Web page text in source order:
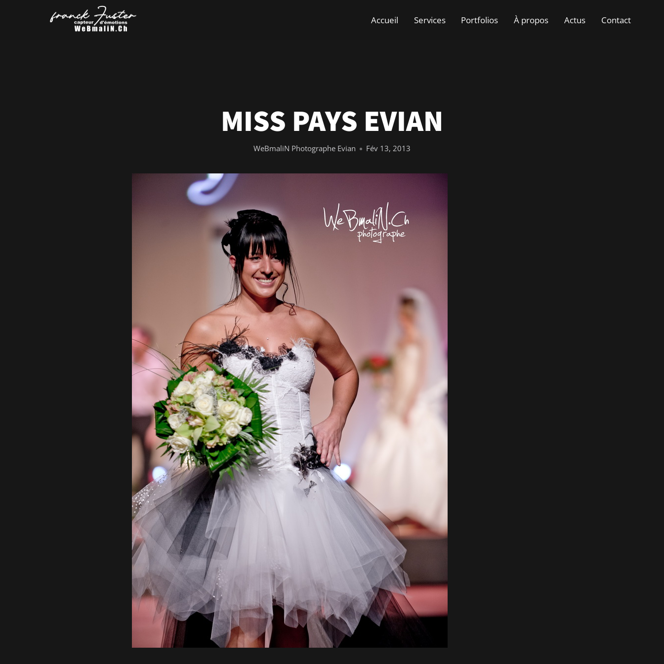
Accueil Services Portfolios À propos Actus Contact
MISS PAYS EVIAN
WeBmaliN Photographe Evian Fév 13, 2013